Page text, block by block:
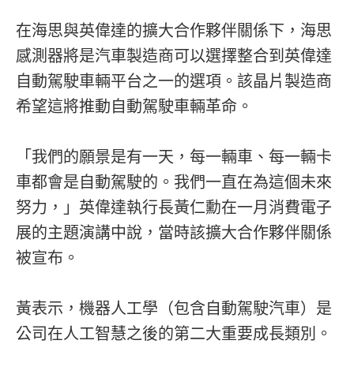
在海思與英偉達的擴大合作夥伴關係下，海思
感測器將是汽車製造商可以選擇整合到英偉達
自動駕駛車輛平台之一的選項。該晶片製造商
希望這將推動自動駕駛車輛革命。
「我們的願景是有一天，每一輛車、每一輛卡
車都會是自動駕駛的。我們一直在為這個未來
努力，」英偉達執行長黃仁勳在一月消費電子
展的主題演講中說，當時該擴大合作夥伴關係
被宣布。
黃表示，機器人工學（包含自動駕駛汽車）是
公司在人工智慧之後的第二大重要成長類別。